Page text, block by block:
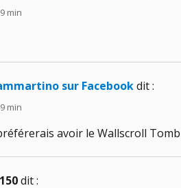
min
sur Facebookdit :
min
avoir le Wallscroll
dit :